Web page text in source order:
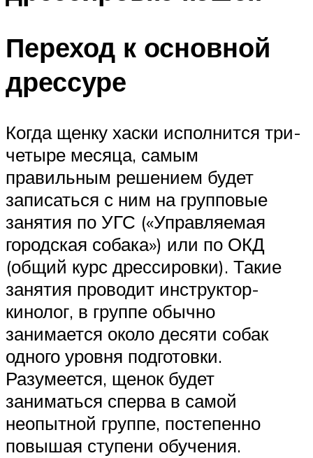
Переход к основной
дрессуре
Когда щенку хаски исполнится три-
четыре месяца, самым
правильным решением будет
записаться с ним на групповые
занятия по УГС («Управляемая
городская собака») или по ОКД
(общий курс дрессировки). Такие
занятия проводит инструктор-
кинолог, в группе обычно
занимается около десяти собак
одного уровня подготовки.
Разумеется, щенок будет
заниматься сперва в самой
неопытной группе, постепенно
повышая ступени обучения.